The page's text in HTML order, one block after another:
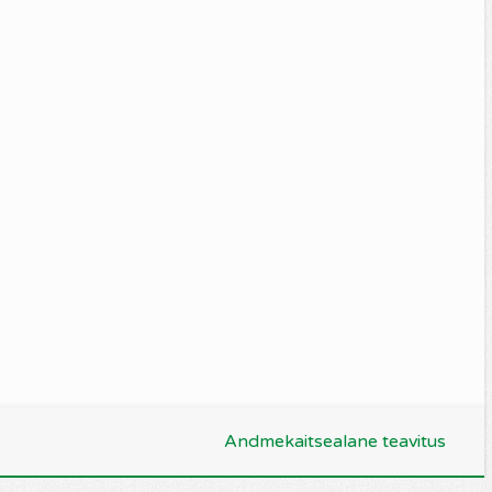
Andmekaitsealane teavitus